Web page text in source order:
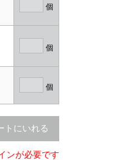
個
個
個
トにいれる
ンが必要です